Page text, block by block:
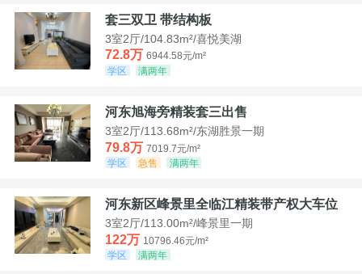
套三双卫 带结构板
3室2厅/104.83m²/喜悦美湖
72.8万 6944.58元/m²
学区
满两年
河东旭海旁精装套三出售
3室2厅/113.68m²/东湖胜景一期
79.8万 7019.7元/m²
学区
急售 满两年
河东新区峰景里全临江精装带产权大车位
3室2厅/113.00m²/峰景里一期
122万 10796.46元/m²
学区
满两年